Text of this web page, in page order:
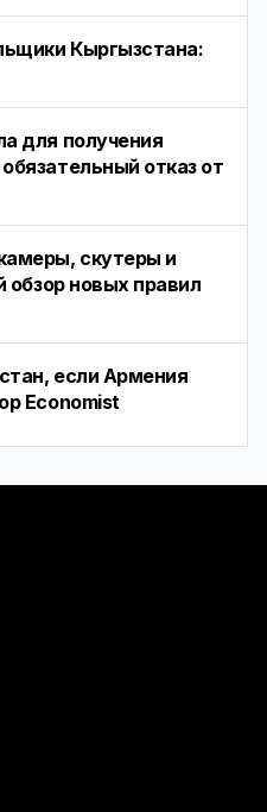
Кыргызстана:
для получения
отказ от
скутеры и
обзор новых правил
если Армения
Economist